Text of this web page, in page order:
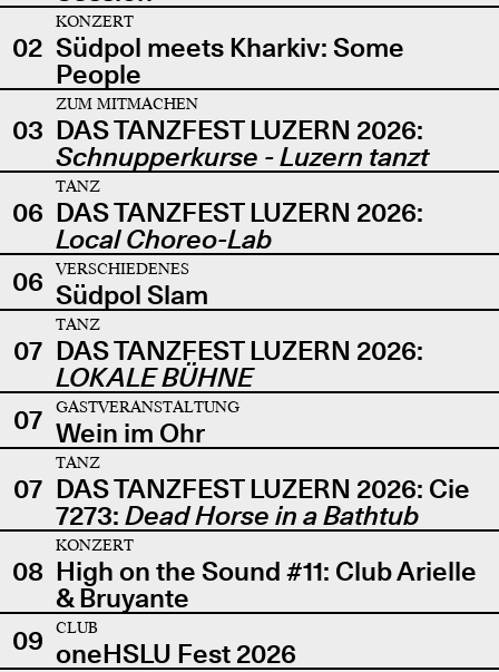
02
KONZERT
Südpol meets Kharkiv: Some
People
03
ZUM MITMACHEN
DAS TANZFEST LUZERN 2026:
Schnupperkurse - Luzern tanzt
06
TANZ
DAS TANZFEST LUZERN 2026:
Local Choreo-Lab
06
VERSCHIEDENES
Südpol Slam
07
TANZ
DAS TANZFEST LUZERN 2026:
LOKALE BÜHNE
07
GASTVERANSTALTUNG
Wein im Ohr
07
TANZ
DAS TANZFEST LUZERN 2026: Cie
7273: Dead Horse in a Bathtub
08
KONZERT
High on the Sound #11: Club Arielle
& Bruyante
09
CLUB
oneHSLU Fest 2026